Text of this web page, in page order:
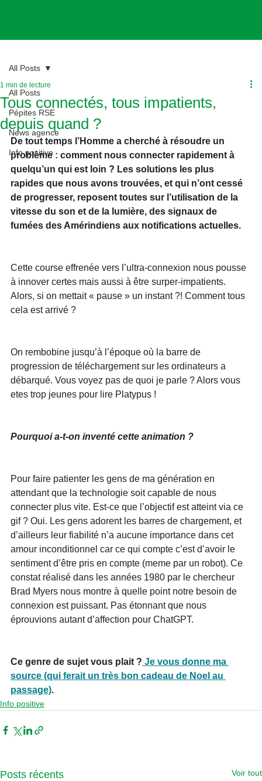
All Posts
Pépites RSE
News agence
Info positive
All Posts
Tous connectés, tous impatients,
depuis quand ?
1 min de lecture
De tout temps l’Homme a cherché à résoudre un
problème : comment nous connecter rapidement à
quelqu’un qui est loin ? Les solutions les plus
rapides que nous avons trouvées, et qui n’ont cessé
de progresser, reposent toutes sur l’utilisation de la
vitesse du son et de la lumière, des signaux de
fumées des Amérindiens aux notifications actuelles.
Cette course effrenée vers l’ultra-connexion nous pousse
à innover certes mais aussi à être surper-impatients.
Alors, si on mettait « pause » un instant ?! Comment tous
cela est arrivé ?
On rembobine jusqu’à l’époque où la barre de
progression de téléchargement sur les ordinateurs a
débarqué. Vous voyez pas de quoi je parle ? Alors vous
etes trop jeunes pour lire Platypus !
Pourquoi a-t-on inventé cette animation ?
Pour faire patienter les gens de ma génération en
attendant que la technologie soit capable de nous
connecter plus vite. Est-ce que l’objectif est atteint via ce
gif ? Oui. Les gens adorent les barres de chargement, et
d’ailleurs leur fiabilité n’a aucune importance dans cet
amour inconditionnel car ce qui compte c’est d’avoir le
sentiment d’être pris en compte (meme par un robot). Ce
constat réalisé dans les années 1980 par le chercheur
Brad Myers nous montre à quelle point notre besoin de
connexion est puissant. Pas étonnant que nous
éprouvions autant d’affection pour ChatGPT.
Ce genre de sujet vous plait ? Je vous donne ma
source (qui ferait un très bon cadeau de Noel au
passage).
Info positive
Posts récents Voir tout